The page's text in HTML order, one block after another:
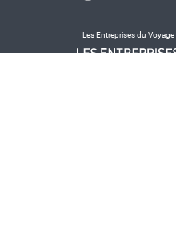
Les Entreprises du Voyage